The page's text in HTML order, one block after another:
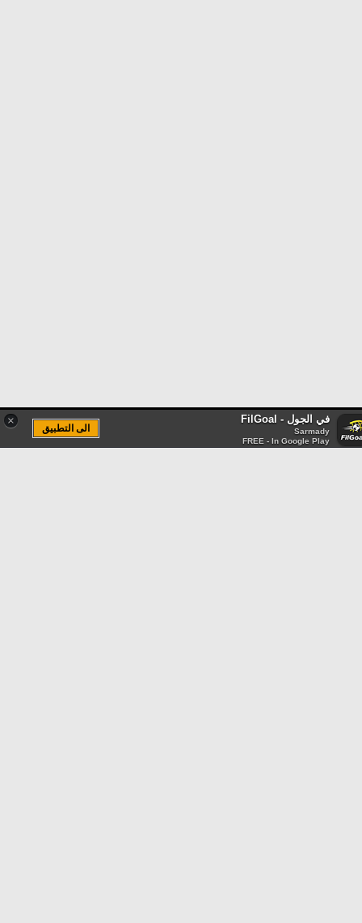
× في الجول - FilGoal
Sarmady
FREE - In Google Play
الى التطبيق